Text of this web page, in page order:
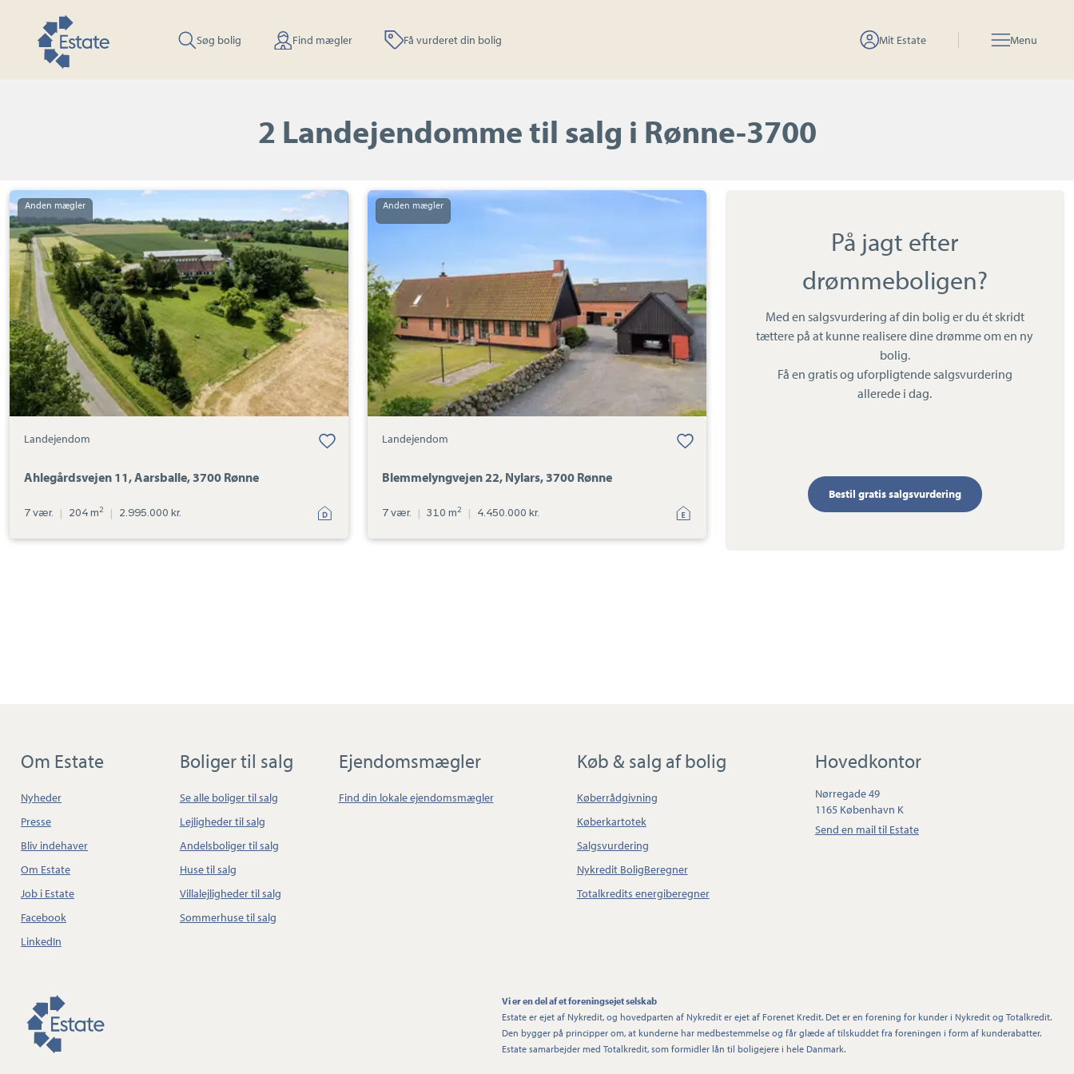
Søg bolig Find mægler Få vurderet din bolig Mit Estate Menu
2 Landejendomme til salg i Rønne-3700
Landejendom:
Ahlegårdsvejen
11,
Aarsballe,
3700
Rønne
Landejendom
Ahlegårdsvejen 11, Aarsballe, 3700 Rønne
7 vær. | 204 m2 | 2.995.000 kr.
Landejendom:
Blemmelyngvejen
3700
Rønne
Landejendom
Blemmelyngvejen 22, Nylars, 3700 Rønne
7 vær. | 310 m2 | 4.450.000 kr.
På jagt efter
drømmeboligen?
Med en salgsvurdering af din bolig er du ét skridt
tættere på at kunne realisere dine drømme om en ny
bolig.
Få en gratis og uforpligtende salgsvurdering
allerede i dag.
Bestil gratis salgsvurdering
Om Estate
Nyheder
Presse
Bliv indehaver
Om Estate
Job i Estate
Facebook
LinkedIn
Boliger til salg
Se alle boliger til salg
Lejligheder til salg
Andelsboliger til salg
Huse til salg
Villalejligheder til salg
Sommerhuse til salg
Ejendomsmægler
Find din lokale ejendomsmægler
Køb & salg af bolig
Køberrådgivning
Køberkartotek
Salgsvurdering
Nykredit BoligBeregner
Totalkredits energiberegner
Hovedkontor
Nørregade 49
1165 København K
Send en mail til Estate
Vi er en del af et foreningsejet selskab
Estate er ejet af Nykredit, og hovedparten af Nykredit er ejet af Forenet Kredit. Det er en forening for kunder i Nykredit og Totalkredit.
Den bygger på principper om, at kunderne har medbestemmelse og får glæde af tilskuddet fra foreningen i form af kunderabatter.
Estate samarbejder med Totalkredit, som formidler lån til boligejere i hele Danmark.